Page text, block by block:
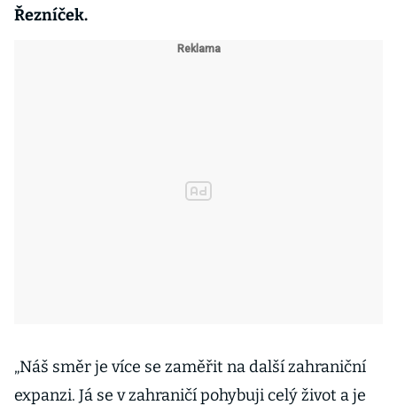
Řezníček.
„Náš směr je více se zaměřit na další zahraniční
expanzi. Já se v zahraničí pohybuji celý život a je